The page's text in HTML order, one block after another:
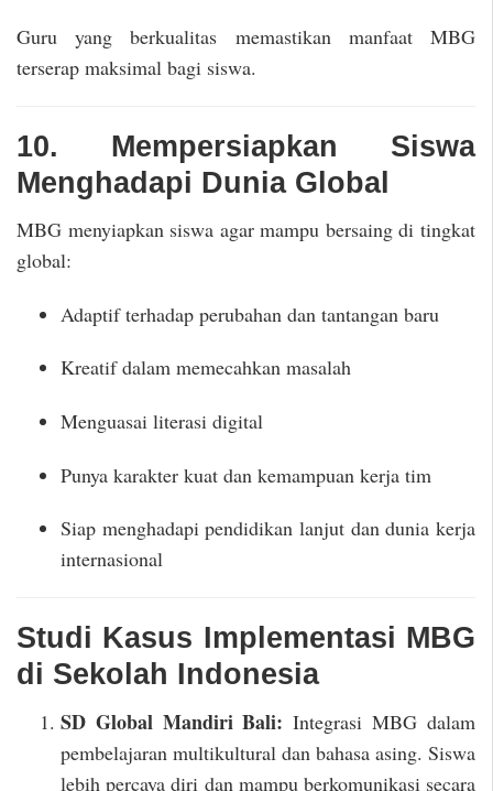
Guru yang berkualitas memastikan manfaat MBG
terserap maksimal bagi siswa.
10. Mempersiapkan Siswa
Menghadapi Dunia Global
MBG menyiapkan siswa agar mampu bersaing di tingkat
global:
Adaptif terhadap perubahan dan tantangan baru
Kreatif dalam memecahkan masalah
Menguasai literasi digital
Punya karakter kuat dan kemampuan kerja tim
Siap menghadapi pendidikan lanjut dan dunia kerja
internasional
Studi Kasus Implementasi MBG
di Sekolah Indonesia
SD Global Mandiri Bali: Integrasi MBG dalam
pembelajaran multikultural dan bahasa asing. Siswa
lebih percaya diri dan mampu berkomunikasi secara